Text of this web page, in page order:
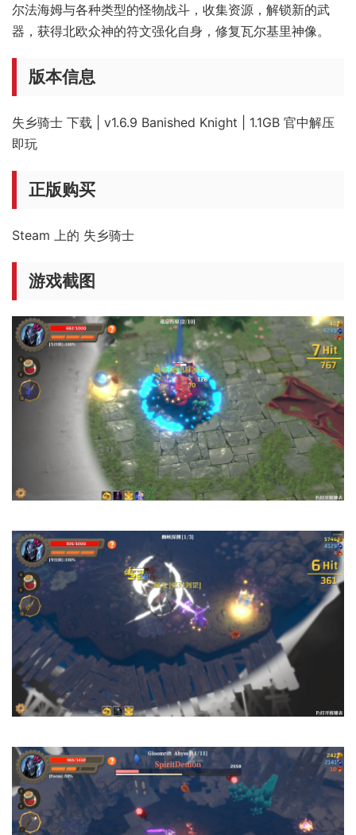
尔法海姆与各种类型的怪物战斗，收集资源，解锁新的武
器，获得北欧众神的符文强化自身，修复瓦尔基里神像。
版本信息
失乡骑士 下载 | v1.6.9 Banished Knight | 1.1GB 官中解压
即玩
正版购买
Steam 上的 失乡骑士
游戏截图